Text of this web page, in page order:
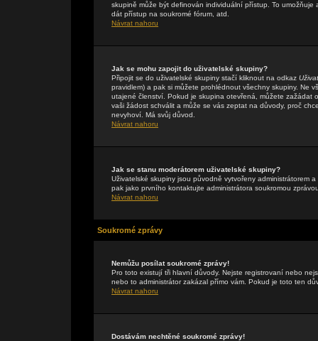
skupině může být definován individuální přístup. To
dát přístup na soukromé fórum, atd.
Návrat nahoru
Jak se mohu zapojit do uživatelské skupiny?
Připojit se do uživatelské skupiny stačí kliknout na odkaz
pravidlem) a pak si můžete prohlédnout všechny skupiny. Ne
utajené členství. Pokud je skupina otevřená, můžete zažádat
vaši žádost schválit a může se vás zeptat na důvody, proč
nevyhoví. Má svůj důvod.
Návrat nahoru
Jak se stanu moderátorem uživatelské skupiny?
Uživatelské skupiny jsou původně vytvořeny administrátorem
pak jako prvního kontaktujte administrátora soukromou
Návrat nahoru
Soukromé zprávy
Nemůžu posílat soukromé zprávy!
Pro toto existují tři hlavní důvody. Nejste registrovaní nebo
nebo to administrátor zakázal přímo vám. Pokud je toto ten
Návrat nahoru
Dostávám nechtěné soukromé zprávy!